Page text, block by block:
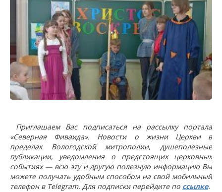
Приглашаем Вас подписаться на рассылку портала
«Северная Фиваида». Новости о жизни Церкви в
пределах Вологодской митрополии, душеполезные
публикации, уведомления о предстоящих церковных
событиях — всю эту и другую полезную информацию Вы
можете получать удобным способом на свой мобильный
телефон в Telegram. Для подписки перейдите по ссылке.